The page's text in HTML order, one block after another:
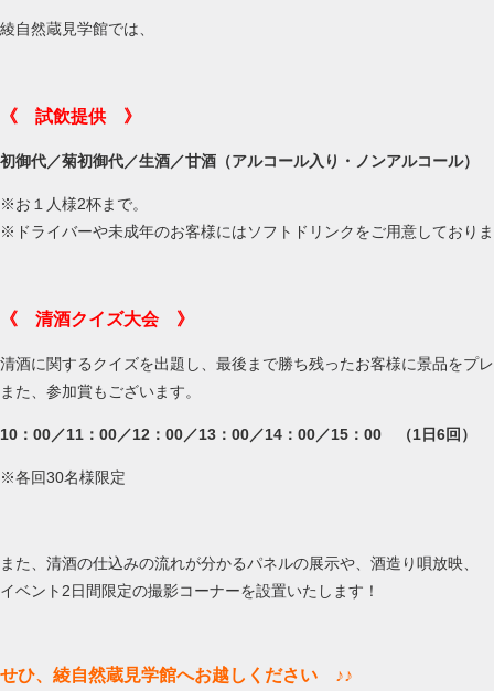
綾自然蔵見学館では、
《 試飲提供 》
初御代／菊初御代／生酒／甘酒（アルコール入り・ノンアルコール）
※お１人様2杯まで。
※ドライバーや未成年のお客様にはソフトドリンクをご用意しており
《 清酒クイズ大会 》
清酒に関するクイズを出題し、最後まで勝ち残ったお客様に景品をプ
また、参加賞もございます。
10：00／11：00／12：00／13：00／14：00／15：00 （1日6回）
※各回30名様限定
また、清酒の仕込みの流れが分かるパネルの展示や、酒造り唄放映、
イベント2日間限定の撮影コーナーを設置いたします！
せひ、綾自然蔵見学館へお越しください ♪♪